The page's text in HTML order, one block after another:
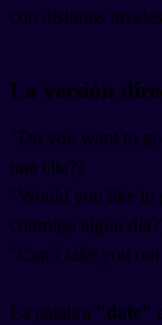
con distintos
La versión
"Do you want to
una cita?)
"Would you like to
conmigo algún
"Can I take you
La palabra "date"